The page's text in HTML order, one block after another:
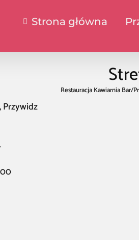
Strona główna
Restauracja Kawiarnia Bar/
Przywidz